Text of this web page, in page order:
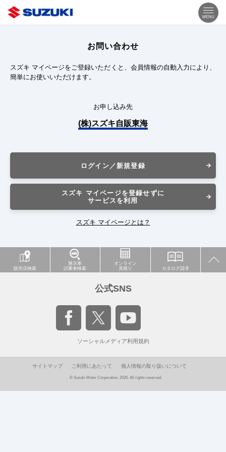
MENU
お問い合わせ
スズキ マイページをご登録いただくと、会員情報の自動入力により、
簡単にお使いいただけます。
お申し込み先
(株)スズキ自販東海
ログイン／新規登録
スズキ マイページを登録せずに
サービスを利用
スズキ マイページとは？
販売店検索
展示車
試乗車検索
オンライン
見積り
カタログ請求
公式SNS
ソーシャルメディア利用規約
サイトマップ ご利用にあたって 個人情報の取り扱いについて
© Suzuki Motor Corporation, 2026. All rights reserved.